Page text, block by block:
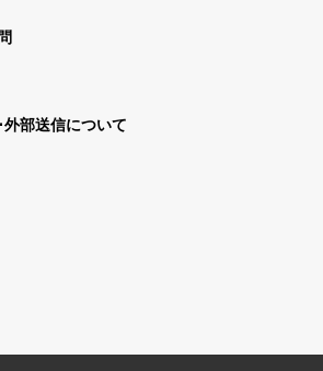
部送信について